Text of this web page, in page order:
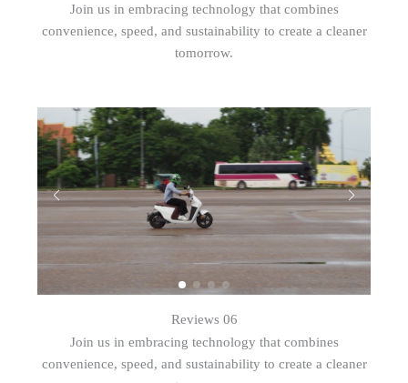
Join us in embracing technology that combines
convenience, speed, and sustainability to create a cleaner
tomorrow.
Reviews 06
Join us in embracing technology that combines
convenience, speed, and sustainability to create a cleaner